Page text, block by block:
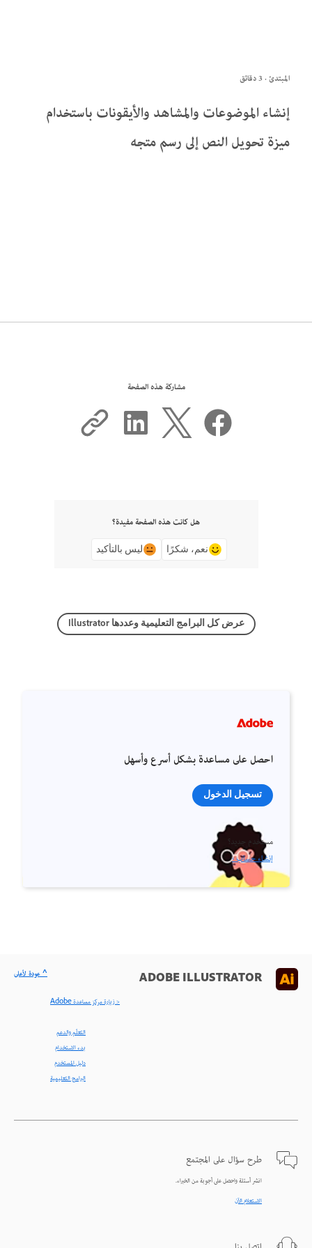
المبتدئ · 3 دقائق
إنشاء الموضوعات والمشاهد والأيقونات باستخدام
ميزة تحويل النص إلى رسم متجه
مشاركة هذه الصفحة
هل كانت هذه الصفحة مفيدة؟
نعم، شكرًا ليس بالتأكيد
عرض كل البرامج التعليمية وعددها Illustrator
احصل على مساعدة بشكل أسرع وأسهل
تسجيل الدخول
مستخدم جديد؟
إنشاء حساب ›
ADOBE ILLUSTRATOR
< زيارة مركز مساعدة Adobe
التعلّم والدعم
بدء الاستخدام
دليل المستخدم
البرامج التعليمية
طرح سؤال على المجتمع
انشر أسئلة واحصل على أجوبة من الخبراء.
الاستعلام الآن
^ عودة لأعلى